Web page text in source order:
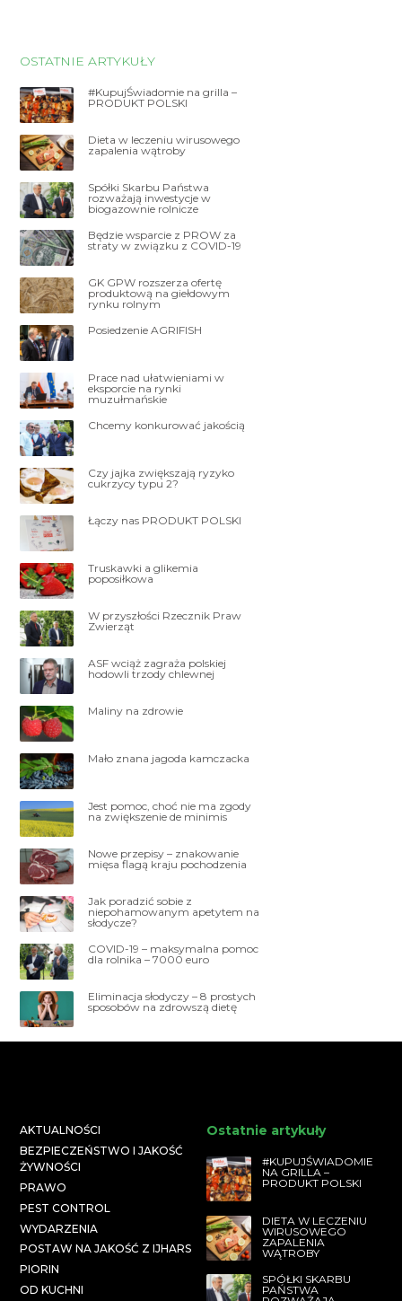
OSTATNIE ARTYKUŁY
#KupujŚwiadomie na grilla –
PRODUKT POLSKI
Dieta w leczeniu wirusowego
zapalenia wątroby
Spółki Skarbu Państwa
rozważają inwestycje w
biogazownie rolnicze
Będzie wsparcie z PROW za
straty w związku z COVID-19
GK GPW rozszerza ofertę
produktową na giełdowym
rynku rolnym
Posiedzenie AGRIFISH
Prace nad ułatwieniami w
eksporcie na rynki
muzułmańskie
Chcemy konkurować jakością
Czy jajka zwiększają ryzyko
cukrzycy typu 2?
Łączy nas PRODUKT POLSKI
Truskawki a glikemia
poposiłkowa
W przyszłości Rzecznik Praw
Zwierząt
ASF wciąż zagraża polskiej
hodowli trzody chlewnej
Maliny na zdrowie
Mało znana jagoda kamczacka
Jest pomoc, choć nie ma zgody
na zwiększenie de minimis
Nowe przepisy – znakowanie
mięsa flagą kraju pochodzenia
Jak poradzić sobie z
niepohamowanym apetytem na
słodycze?
COVID-19 – maksymalna pomoc
dla rolnika – 7000 euro
Eliminacja słodyczy – 8 prostych
sposobów na zdrowszą dietę
AKTUALNOŚCI
BEZPIECZEŃSTWO I JAKOŚĆ
ŻYWNOŚCI
PRAWO
PEST CONTROL
WYDARZENIA
POSTAW NA JAKOŚĆ Z IJHARS
PIORIN
OD KUCHNI
Ostatnie artykuły
#KUPUJŚWIADOMIE
NA GRILLA –
PRODUKT POLSKI
DIETA W LECZENIU
WIRUSOWEGO
ZAPALENIA
WĄTROBY
SPÓŁKI SKARBU
PAŃSTWA